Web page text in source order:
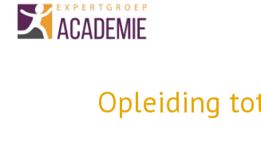
Opleiding